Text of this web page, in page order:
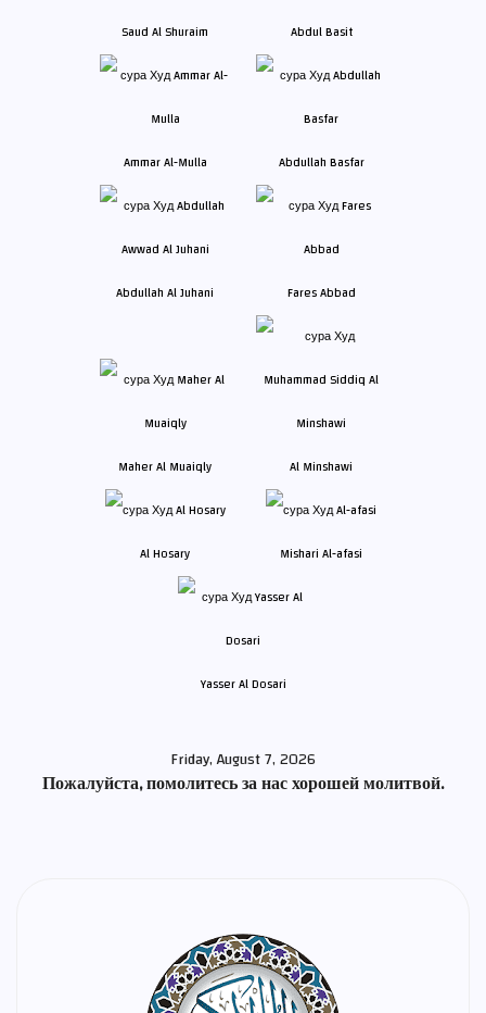
Saud Al Shuraim Abdul Basit
Ammar Al-Mulla Abdullah Basfar
Abdullah Al Juhani Fares Abbad
Maher Al Muaiqly Al Minshawi
Al Hosary Mishari Al-afasi
Yasser Al Dosari
Friday, August 7, 2026
Пожалуйста, помолитесь за нас хорошей молитвой.